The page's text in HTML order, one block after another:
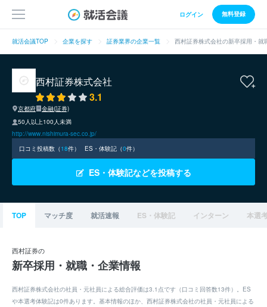
ログイン 無料登録
就活会議TOP 企業を探す 証券業界の企業一覧 西村証券株式会社の新卒採用・就
西村証券株式会社
3.1
京都府
金融(証券)
50人以上100人未満
http://www.nishimura-sec.co.jp/
口コミ投稿数（18件） ES・体験記（0件）
ES・体験記などを投稿する
TOP マッチ度 就活速報 ES・体験記 インターン 本選
西村証券の
新卒採用・就職・企業情報
西村証券株式会社の社員・元社員による総合評価は3.1点です（口コミ回答数13件）。ES
や本選考体験記は0件あります。基本情報のほか、西村証券株式会社の社員・元社員による